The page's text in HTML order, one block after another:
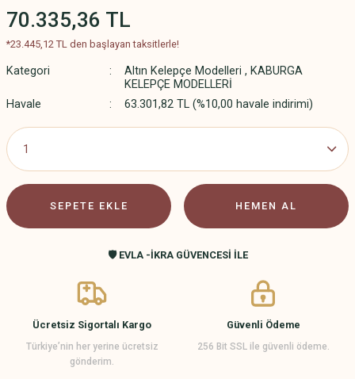
70.335,36 TL
*23.445,12 TL den başlayan taksitlerle!
Kategori Altın Kelepçe Modelleri , KABURGA
KELEPÇE MODELLERİ
Havale
63.301,82 TL (%10,00 havale indirimi)
SEPETE EKLE HEMEN AL
🛡️ EVLA -İKRA GÜVENCESİ İLE
Ücretsiz Sigortalı Kargo
Türkiye’nin her yerine ücretsiz
gönderim.
Güvenli Ödeme
256 Bit SSL ile güvenli ödeme.